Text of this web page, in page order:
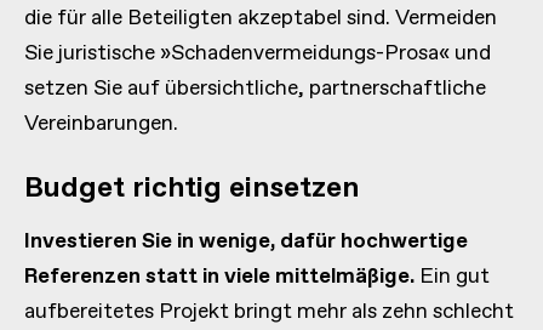
die für alle Beteiligten akzeptabel sind. Vermeiden
Sie juristische »Schadenvermeidungs-Prosa« und
setzen Sie auf übersichtliche, partnerschaftliche
Vereinbarungen.
Budget richtig einsetzen
Investieren Sie in wenige, dafür hochwertige
Referenzen statt in viele mittelmäßige. Ein gut
aufbereitetes Projekt bringt mehr als zehn schlecht